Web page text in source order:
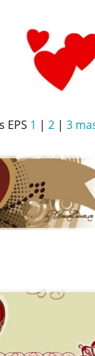
EPS 1 | 2 | 3